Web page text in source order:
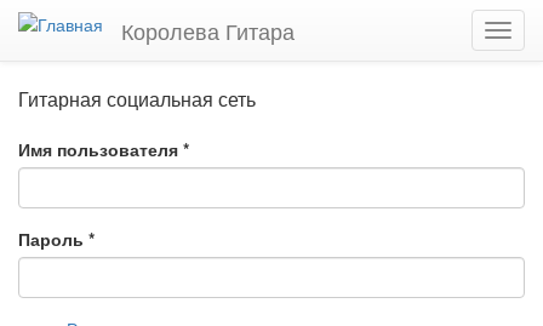
Перейти
Королева Гитара
Гитарная социальная сеть
Имя пользователя *
Пароль *